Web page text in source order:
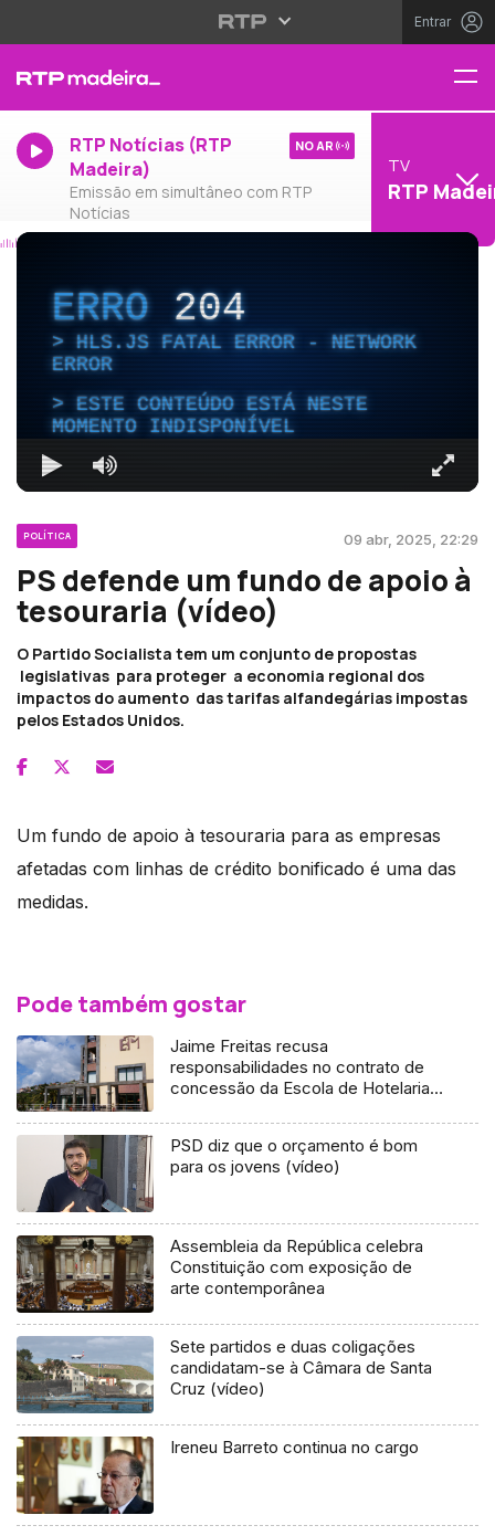
Entrar
RTP Notícias (RTP
Madeira)
Emissão em simultâneo com RTP
Notícias
NO AR
TV
RTP
ERRO204
HLS.JS FATAL ERROR - NETWORK
ERROR
ESTE CONTEÚDO ESTÁ NESTE
MOMENTO INDISPONÍVEL
POLÍTICA 09 abr, 2025, 22:29
PS defende um fundo de apoio à
tesouraria (vídeo)
O Partido Socialista tem um conjunto de propostas
legislativas para proteger a economia regional dos
impactos do aumento das tarifas alfandegárias impostas
pelos Estados Unidos.
Um fundo de apoio à tesouraria para as empresas
afetadas com linhas de crédito bonificado é uma das
medidas.
Pode também gostar
Jaime Freitas recusa
responsabilidades no contrato de
concessão da Escola de Hotelaria e
PSD diz que o orçamento é bom
para os jovens (vídeo)
Assembleia da República celebra
Constituição com exposição de
arte contemporânea
Sete partidos e duas coligações
candidatam-se à Câmara de Santa
Cruz (vídeo)
Ireneu Barreto continua no cargo